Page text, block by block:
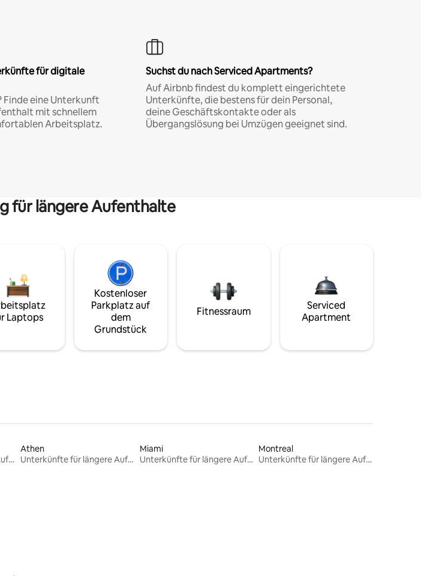
für digitale
Finde eine Unterkunft
mit schnellem
Arbeitsplatz.
Suchst du nach Serviced Apartments?
Auf Airbnb findest du komplett eingerichtete
Unterkünfte, die bestens für dein Personal,
deine Geschäftskontakte oder als
Übergangslösung bei Umzügen geeignet sind.
für längere Aufenthalte
Laptops
Kostenloser
Parkplatz auf
dem
Grundstück
Fitnessraum
Serviced
Apartment
Unterkünfte für längere Aufenthalte
Athen
Unterkünfte für längere Aufenthalte
Miami
Unterkünfte für längere Aufenthalte
Montreal
Unterkünfte für längere Aufenthalte